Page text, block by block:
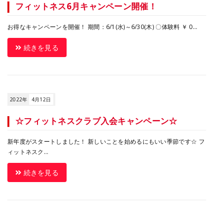
フィットネス6月キャンペーン開催！
お得なキャンペーンを開催！ 期間：6/1(水)～6/30(木) 〇体験料 ￥ 0...
続きを見る
2022年 4月12日
☆フィットネスクラブ入会キャンペーン☆
新年度がスタートしました！ 新しいことを始めるにもいい季節です☆ フ
ィットネスク...
続きを見る